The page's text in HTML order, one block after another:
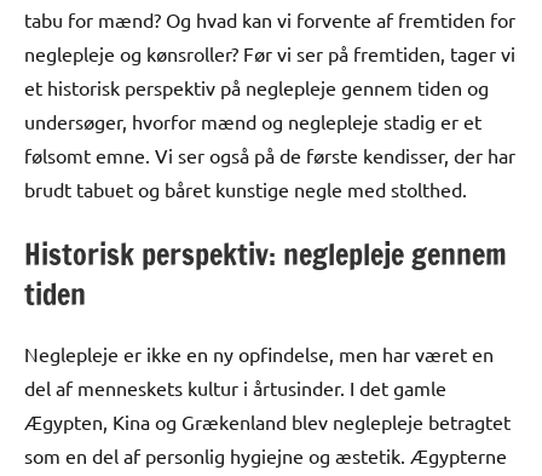
tabu for mænd? Og hvad kan vi forvente af fremtiden for
neglepleje og kønsroller? Før vi ser på fremtiden, tager vi
et historisk perspektiv på neglepleje gennem tiden og
undersøger, hvorfor mænd og neglepleje stadig er et
følsomt emne. Vi ser også på de første kendisser, der har
brudt tabuet og båret kunstige negle med stolthed.
Historisk perspektiv: neglepleje gennem
tiden
Neglepleje er ikke en ny opfindelse, men har været en
del af menneskets kultur i årtusinder. I det gamle
Ægypten, Kina og Grækenland blev neglepleje betragtet
som en del af personlig hygiejne og æstetik. Ægypterne